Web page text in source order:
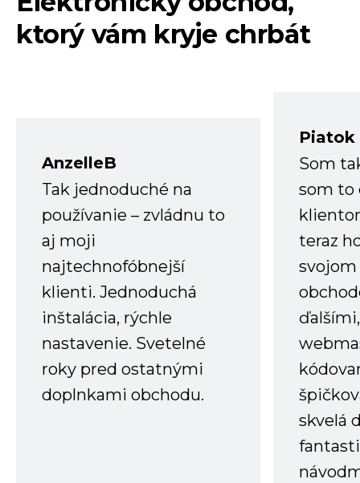
ktorý vám kryje chrbát
AnzelleB
Tak jednoduché na
používanie – zvládnu to
aj moji
najtechnofóbnejší
klienti. Jednoduchá
inštalácia, rýchle
nastavenie. Svetelné
roky pred ostatnými
doplnkami obchodu.
Piatok
Som
som to
teraz
skvelá